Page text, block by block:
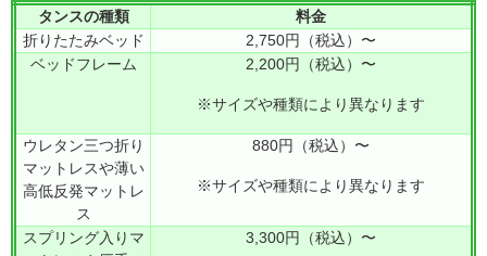
タンスの種類
料金
折りたたみベッド
2,750円（税込）〜
ベッドフレーム
2,200円（税込）〜
※サイズや種類により異なります
ウレタン三つ折り
マットレスや薄い
高低反発マットレ
ス
880円（税込）〜
※サイズや種類により異なります
スプリング入りマ
3,300円（税込）〜